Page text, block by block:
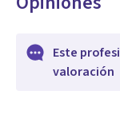
Este
valoración